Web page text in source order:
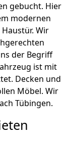
gebucht. Hier
modernen
Wir
der Begriff
ist mit
Decken und
Möbel. Wir
Tübingen.